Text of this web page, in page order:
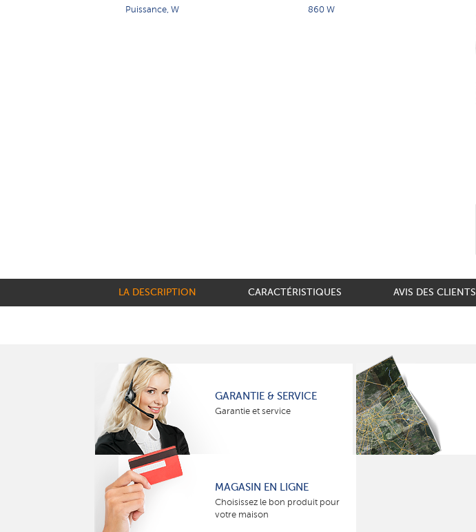
Puissance, W 860 W
LA DESCRIPTION CARACTÉRISTIQUES AVIS DES CLIENTS
GARANTIE & SERVICE
Garantie et service
MAGASIN EN LIGNE
Choisissez le bon produit pour
votre maison